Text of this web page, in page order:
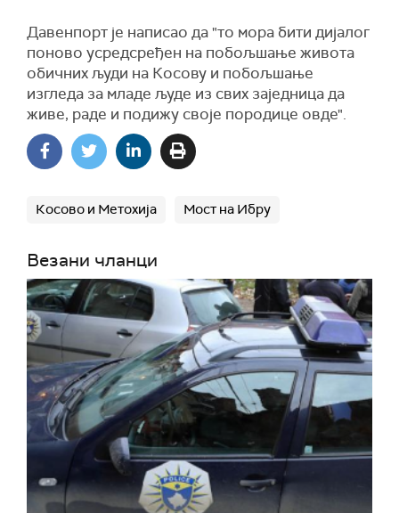
Давенпорт је написао да "то мора бити дијалог
поново усредсређен на побољшање живота
обичних људи на Косову и побољшање
изгледа за младе људе из свих заједница да
живе, раде и подижу своје породице овде".
Косово и Метохија Мост на Ибру
Везани чланци